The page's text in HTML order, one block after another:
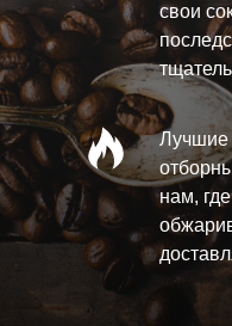
свои
Лучшие
нам,
УЗНАТЬ
О
ОБЖАРКИ